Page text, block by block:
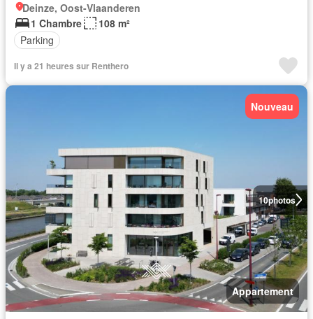
Deinze, Oost-Vlaanderen
1 Chambre
108 m²
Parking
Il y a 21 heures sur Renthero
10photos
Nouveau
Appartement